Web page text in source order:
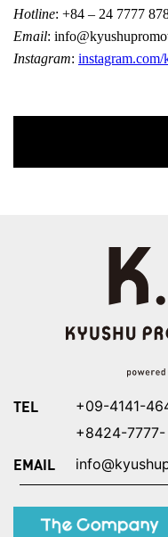
Hotline: +84 – 24 7777
Email:
Instagram:
TEL
+09-4141-
+8424-
EMAIL